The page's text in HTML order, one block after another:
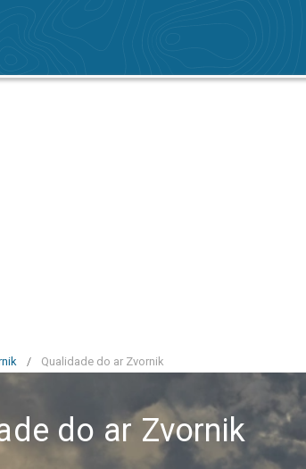
/ Qualidade do ar Zvornik
do ar Zvornik